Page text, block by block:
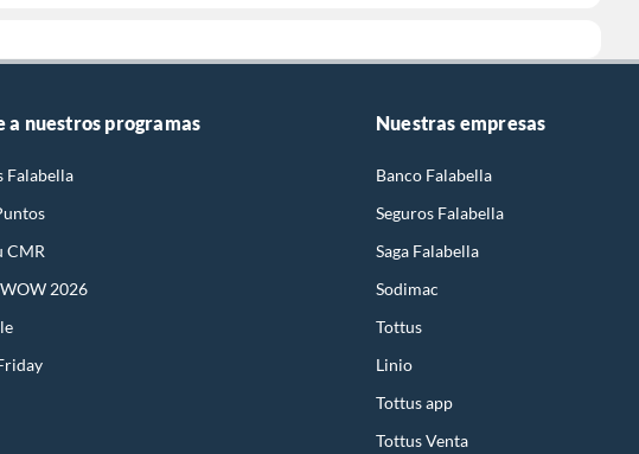
a nuestros programas
Falabella
CMR
2026
Nuestras empresas
Banco Falabella
Seguros Falabella
Saga Falabella
Sodimac
Tottus
Linio
Tottus app
Tottus Venta